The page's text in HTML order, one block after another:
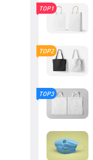
TOP1
TOP2
TOP3